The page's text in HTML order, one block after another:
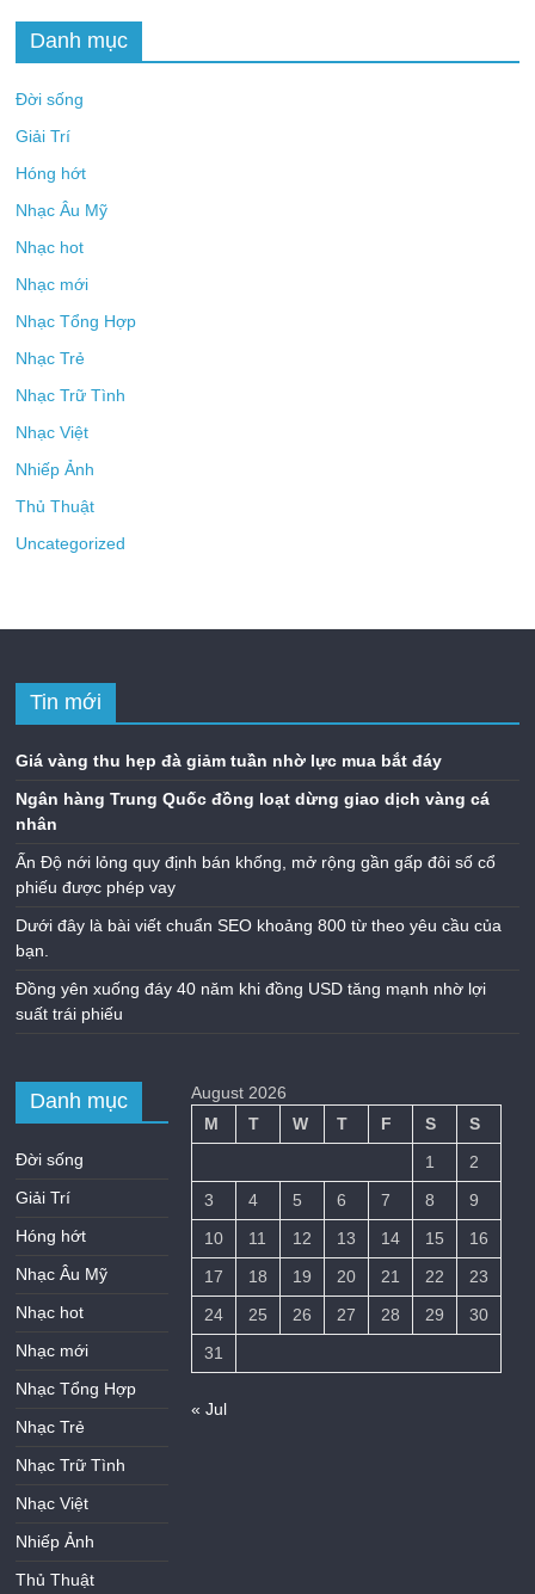
Danh mục
Đời sống
Giải Trí
Hóng hớt
Nhạc Âu Mỹ
Nhạc hot
Nhạc mới
Nhạc Tổng Hợp
Nhạc Trẻ
Nhạc Trữ Tình
Nhạc Việt
Nhiếp Ảnh
Thủ Thuật
Uncategorized
Tin mới
Giá vàng thu hẹp đà giảm tuần nhờ lực mua bắt đáy
Ngân hàng Trung Quốc đồng loạt dừng giao dịch vàng cá
nhân
Ấn Độ nới lỏng quy định bán khống, mở rộng gần gấp đôi số cổ
phiếu được phép vay
Dưới đây là bài viết chuẩn SEO khoảng 800 từ theo yêu cầu của
bạn.
Đồng yên xuống đáy 40 năm khi đồng USD tăng mạnh nhờ lợi
suất trái phiếu
Danh mục
Đời sống
Giải Trí
Hóng hớt
Nhạc Âu Mỹ
Nhạc hot
Nhạc mới
Nhạc Tổng Hợp
Nhạc Trẻ
Nhạc Trữ Tình
Nhạc Việt
Nhiếp Ảnh
Thủ Thuật
August 2026
M
T W T F S
S
1
2
3
4 5 6 7 8
9
10
11 12 13 14 15
16
17
18 19 20 21 22
23
24
25 26 27 28 29
30
31
« Jul